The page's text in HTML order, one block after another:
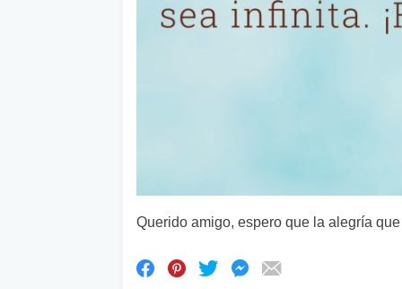
Querido amigo, espero que la alegría